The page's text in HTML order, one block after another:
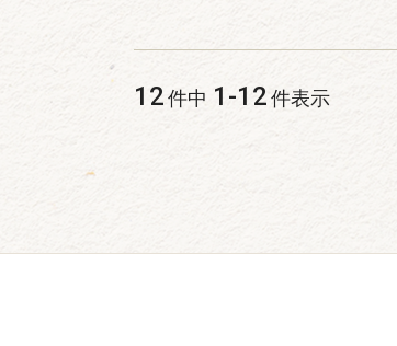
12件中 1 -12件表示